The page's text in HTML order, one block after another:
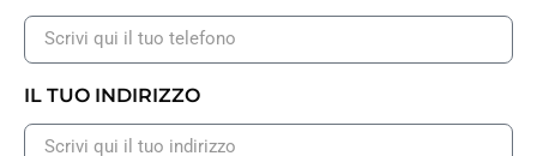
IL TUO INDIRIZZO